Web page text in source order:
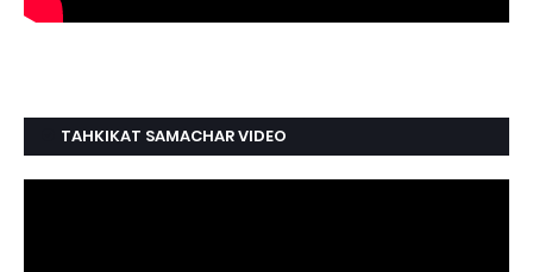
TAHKIKAT SAMACHAR VIDEO